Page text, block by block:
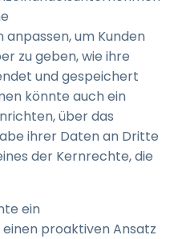
um Kunden
zu geben, wie ihre
und gespeichert
könnte auch ein
über das
ihrer Daten an Dritte
der Kernrechte, die
ein
proaktiven Ansatz